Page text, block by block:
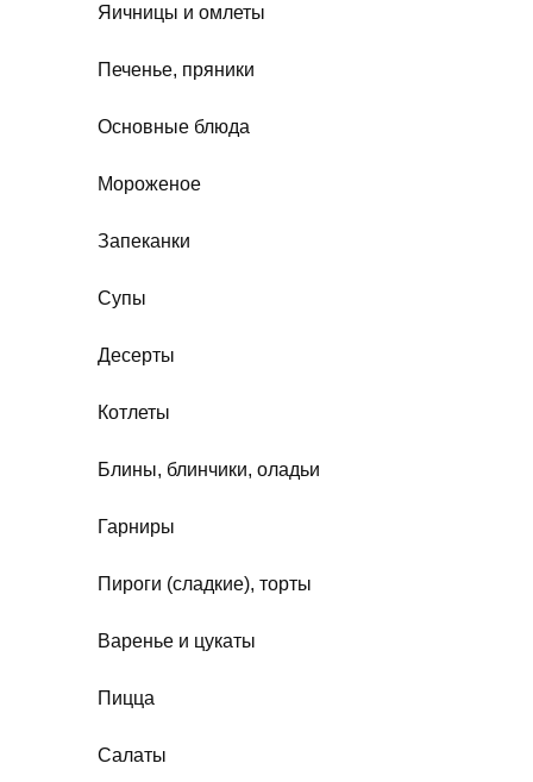
Яичницы и омлеты
Печенье, пряники
Основные блюда
Мороженое
Запеканки
Супы
Десерты
Котлеты
Блины, блинчики, оладьи
Гарниры
Пироги (сладкие), торты
Варенье и цукаты
Пицца
Салаты